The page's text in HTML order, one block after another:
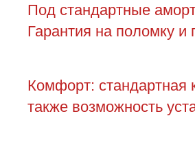
Под стандартные
Гарантия на поломку и
Комфорт: стандартная
также возможность